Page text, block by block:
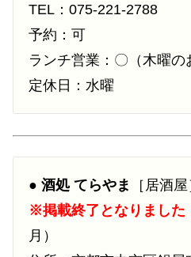
TEL：075-221-2788
予約：可
ランチ営業：〇（木曜の
定休日：水曜
● 酒処 てらやま
［居酒屋
※掲載終了となりました
月）